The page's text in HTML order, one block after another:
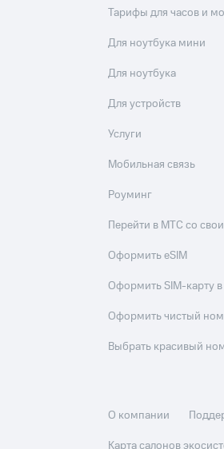
Тарифы для часов и
Для ноутбука мини
Для ноутбука
Для устройств
Услуги
Мобильная связь
Роуминг
Перейти в МТС со
Оформить eSIM
Оформить SIM-карту
Оформить чистый
Выбрать красивый
О компании
Карта салонов